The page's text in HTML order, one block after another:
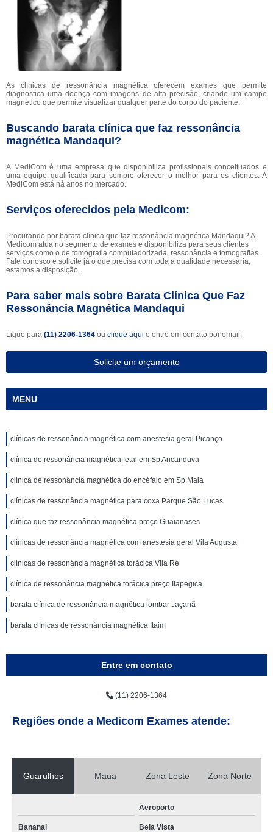
As clínicas de ressonância magnética oferecem exames que permite
diagnostica uma doença com imagens de alta precisão, criando um campo
magnético que permite visualizar qualquer parte do corpo do paciente.
Buscando barata clínica que faz ressonância
magnética Mandaqui?
A MediCom é uma empresa que disponibiliza profissionais conceituados e
uma equipe qualificada para sempre oferecer o melhor para os clientes. A
MediCom está há anos no mercado.
Serviços oferecidos pela Medicom:
Procurando por barata clínica que faz ressonância magnética Mandaqui? A
Medicom atua no segmento de exames e disponibiliza para seus clientes
serviços como o de tomografia computadorizada, ressonância e tomografias.
Fale conosco e solicite já o que precisa com toda a qualidade necessária,
estamos a disposição.
Para saber mais sobre Barata Clínica Que Faz
Ressonância Magnética Mandaqui
Ligue para (11) 2206-1364 ou clique aqui e entre em contato por email.
Solicite um orçamento
MENU
clínicas de ressonância magnética com anestesia geral Picanço
clínica de ressonância magnética fetal em Sp Aricanduva
clínica de ressonância magnética do encéfalo em Sp Maia
clínicas de ressonância magnética para coxa Parque São Lucas
clínica que faz ressonância magnética preço Guaianases
clínicas de ressonância magnética com anestesia geral Vila Augusta
clínicas de ressonância magnética torácica Vila Ré
clínica de ressonância magnética torácica preço Itapegica
barata clínica de ressonância magnética lombar Jaçanã
barata clínicas de ressonância magnética Itaim
Entre em contato
(11) 2206-1364
Regiões onde a Medicom Exames atende:
Guarulhos Maua Zona Leste Zona Norte
Aeroporto
Bananal Bela Vista